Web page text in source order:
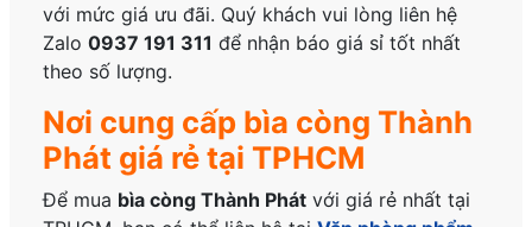
với mức giá ưu đãi. Quý khách vui lòng liên hệ
Zalo0937 191 311 để nhận báo giá sỉ tốt nhất
theo số lượng.
Nơi cung cấp bìa còng Thành
Phát giá rẻ tại TPHCM
Để mua bìa còng Thành Phát với giá rẻ nhất tại